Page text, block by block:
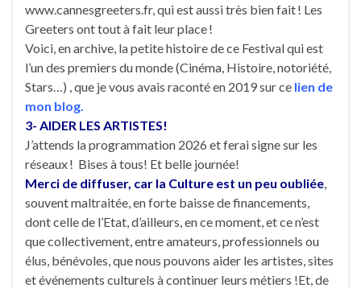
www.cannesgreeters.fr, qui est aussi très bien fait ! Les
Greeters ont tout à fait leur place !
Voici, en archive, la petite histoire de ce Festival qui est
l’un des premiers du monde (Cinéma, Histoire, notoriété,
Stars…) , que je vous avais raconté en 2019 sur ce lien de
mon blog.
3- AIDER LES ARTISTES!
J’attends la programmation 2026 et ferai signe sur les
réseaux ! Bises à tous! Et belle journée!
Merci de diffuser, car la Culture est un peu oubliée
souvent maltraitée, en forte baisse de financements,
dont celle de l’Etat, d’ailleurs, en ce moment, et ce n’est
que collectivement, entre amateurs, professionnels ou
élus, bénévoles, que nous pouvons aider les artistes, sites
et événements culturels à continuer leurs métiers !Et, de